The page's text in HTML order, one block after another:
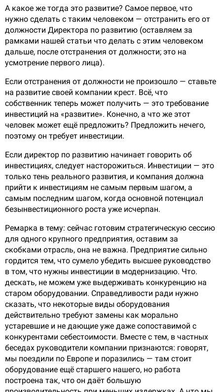
А какое же тогда это развитие? Самое первое, что
нужно сделать с таким человеком — отстранить его от
должности Директора по развитию (оставляем за
рамками нашей статьи что делать с этим человеком
дальше, после отстранения от должности; это на
усмотрение первого лица).
Если отстранения от должности не произошло — ставьте
на развитие своей компании крест. Всё, что
собственник теперь может получить — это требование
инвестиций на «развитие». Конечно, а что же этот
человек может ещё предложить? Предложить нечего,
поэтому он требует инвестиции.
Если директор по развитию начинает говорить об
инвестициях, следует насторожиться. Инвестиции — это
только тень реального развития, и компания должна
прийти к инвестициям не самым первым шагом, а
самым последним шагом, когда основной потенциал
безынвестиционного роста уже исчерпан.
Ремарка в тему: сейчас готовим стратегическую сессию
для одного крупного предприятия, оставим за
скобками отрасль, она не важна. Предприятие сильно
гордится тем, что сумело убедить высшее руководство
в том, что нужны инвестиции в модернизацию. Что.
дескать, не можем уже выдерживать конкуренцию на
старом оборудовании. Справедливости ради нужно
сказать, что некоторые виды оборудования
действительно требуют замены как морально
устаревшие и не дающие уже даже сопоставимой с
конкурентами себестоимости. Вместе с тем, в частных
беседах руководители компании признаются: говорят,
мы поездили по Европе и поразились — там стоит
оборудование ещё старшего нашего, но работа
построена так, что он даёт большую